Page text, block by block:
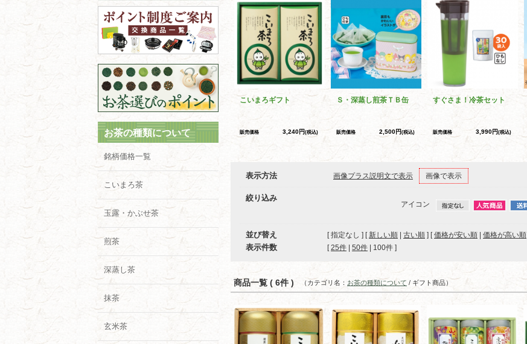
お茶の種類について
銘柄価格一覧
こいまろ茶
玉露・かぶせ茶
煎茶
深蒸し茶
抹茶
玄米茶
こいまろギフト
販売価格 3,240円(税込)
Ｓ・深蒸し煎茶ＴＢ缶
販売価格 2,500円(税込)
すぐさま！冷茶セット
販売価格 3,990円(税込)
表示方法 画像プラス説明文で表示 画像で表示
絞り込み
アイコン
並び替え [ 指定なし ] [ 新しい順 古い順 ] [価格が安い順 価格が高い順
表示件数 [ 25件 50件 100件 ]
商品一覧 ( 6件 ) （カテゴリ名： お茶の種類について / ギフト商品）